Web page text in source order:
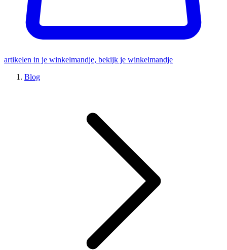
artikelen in je winkelmandje, bekijk je winkelmandje
Blog